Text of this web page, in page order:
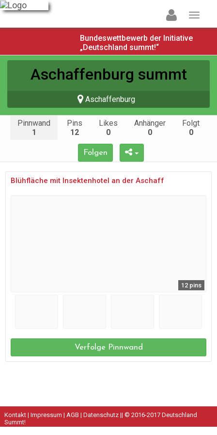
Bundeswettbewerb der Initiative
„Deutschland summt!“
Aschaffenburg summt
Aschaffenburg
Pinnwand
1
Pins
12
Likes
0
Anhänger
0
Folgt
0
Folgen
Blühfläche mit Insektenhotel an der Aschaff
12 pins
Verfolge Pinnwand
Kontakt| Impressum | AGB | Datenschutz|| © 2016-2017 Deutschland
Summt!